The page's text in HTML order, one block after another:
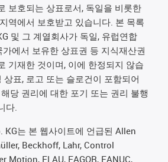
보호되는 상표로서, 독일을 비롯한
역에서 보호받고 있습니다. 본 목록
및 그 계열회사가 독일, 유럽연합
가에서 보유한 상표권 등 지식재산권
기재한 것이며, 이에 한정되지 않습
상표, 로고 또는 슬로건이 포함되어
당 권리에 대한 포기 또는 권리 불행
다.
KG는 본 웹사이트에 언급된 Allen
Beckhoff, Lahr, Control
Motion, ELAU, FAGOR, FANUC,